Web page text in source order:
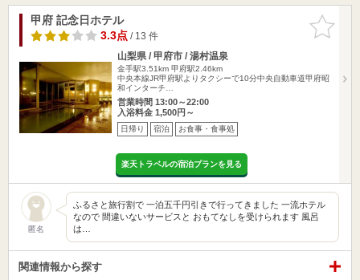
お気に入
りに追加
甲府 記念日ホテル
3.3点/ 13 件
山梨県 / 甲府市 / 湯村温泉
金手駅3.51km 甲府駅2.46km
中央本線JR甲府駅よりタクシーで10分中央自動車道甲府昭
和インターチ…
営業時間 13:00～22:00
入浴料金 1,500円～
日帰り 宿泊 お食事・食事処
楽天トラベルの宿泊プランを見る
匿名
ふるさと旅行割で 一泊五千円引きで行ってきました 一流ホテル
なので 間違いないサービスと おもてなしを受けられます 風呂
は…
関連情報から探す